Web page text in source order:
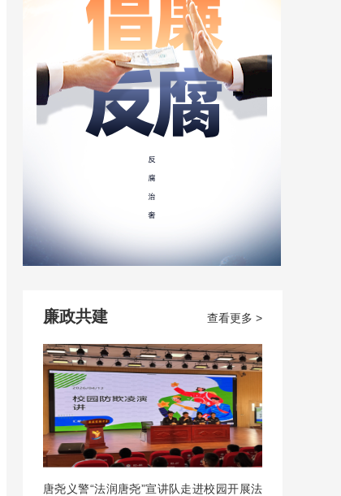
查看更多 >
廉政共建
唐尧义警“法润唐尧”宣讲队走进校园开展法